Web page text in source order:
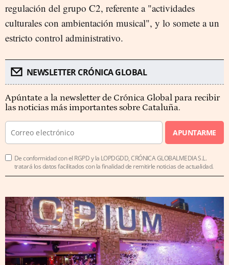
regulación del grupo C2, referente a "actividades
culturales con ambientación musical", y lo somete a un
estricto control administrativo.
NEWSLETTER CRÓNICA GLOBAL
Apúntate a la newsletter de Crónica Global para recibir
las noticias más importantes sobre Cataluña.
APUNTARME
De conformidad con el RGPD y la LOPDGDD, CRÓNICA GLOBALMEDIA S.L.
tratará los datos facilitados con la finalidad de remitirle noticias de actualidad.